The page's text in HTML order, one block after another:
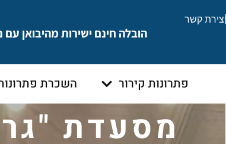
יצירת קשר
הובלה חינם ישירות מהיבואן
פתרונות קירור השכרת
מסעדת